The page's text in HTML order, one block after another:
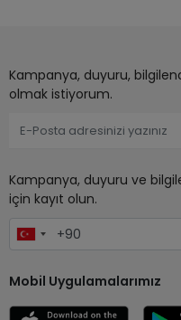
Kampanya, duyuru,
olmak istiyorum.
Kampanya, duyuru ve
için kayıt olun.
Mobil Uygulamalarımız